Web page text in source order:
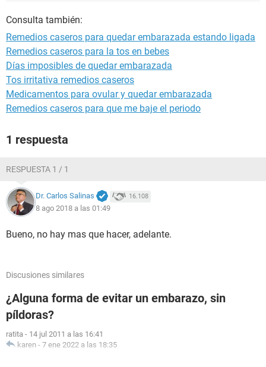
Consulta también:
Remedios caseros para quedar embarazada estando ligada
Remedios caseros para la tos en bebes
Días imposibles de quedar embarazada
Tos irritativa remedios caseros
Medicamentos para ovular y quedar embarazada
Remedios caseros para que me baje el periodo
1 respuesta
RESPUESTA 1 / 1
Dr. Carlos Salinas 16.108
8 ago 2018 a las 01:49
Bueno, no hay mas que hacer, adelante.
Discusiones similares
¿Alguna forma de evitar un embarazo, sin
píldoras?
ratita - 14 jul 2011 a las 16:41
karen - 7 ene 2022 a las 18:35